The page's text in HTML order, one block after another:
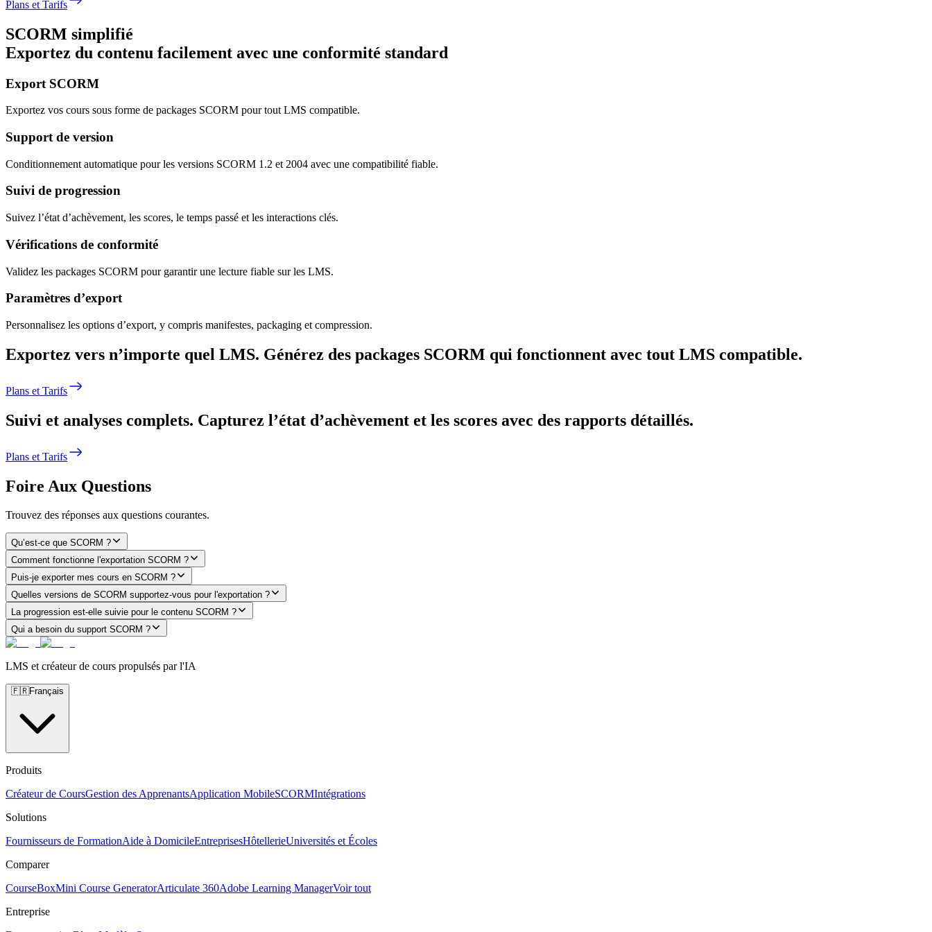
Plans et Tarifs
SCORM simplifié
Exportez du contenu facilement avec une conformité standard
Export SCORM
Exportez vos cours sous forme de packages SCORM pour tout LMS compatible.
Support de version
Conditionnement automatique pour les versions SCORM 1.2 et 2004 avec une compatibilité fiable.
Suivi de progression
Suivez l’état d’achèvement, les scores, le temps passé et les interactions clés.
Vérifications de conformité
Validez les packages SCORM pour garantir une lecture fiable sur les LMS.
Paramètres d’export
Personnalisez les options d’export, y compris manifestes, packaging et compression.
Exportez vers n’importe quel LMS. Générez des packages SCORM qui fonctionnent avec tout LMS compatible.
Plans et Tarifs
Suivi et analyses complets. Capturez l’état d’achèvement et les scores avec des rapports détaillés.
Plans et Tarifs
Foire Aux Questions
Trouvez des réponses aux questions courantes.
Qu’est‑ce que SCORM ?
Comment fonctionne l'exportation SCORM ?
Puis-je exporter mes cours en SCORM ?
Quelles versions de SCORM supportez-vous pour l'exportation ?
La progression est-elle suivie pour le contenu SCORM ?
Qui a besoin du support SCORM ?
LMS et créateur de cours propulsés par l'IA
🇫🇷Français
Produits
Créateur de CoursGestion des ApprenantsApplication MobileSCORMIntégrations
Solutions
Fournisseurs de FormationAide à DomicileEntreprisesHôtellerieUniversités et Écoles
Comparer
CourseBoxMini Course GeneratorArticulate 360Adobe Learning ManagerVoir tout
Entreprise